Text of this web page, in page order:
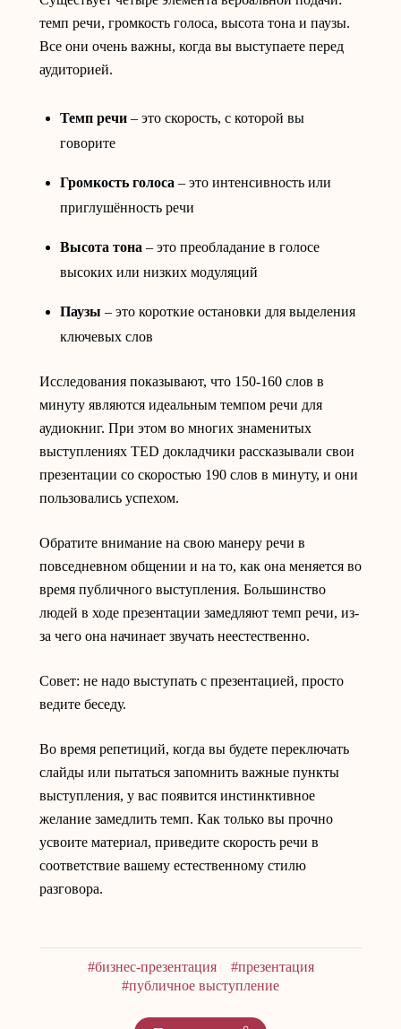
темп речи, громкость голоса, высота тона и паузы.
Все они очень важны, когда вы выступаете перед
аудиторией.
Темп речи – это скорость, с которой вы
говорите
Громкость голоса – это интенсивность или
приглушённость речи
Высота тона – это преобладание в голосе
высоких или низких модуляций
Паузы – это короткие остановки для выделения
ключевых слов
Исследования показывают, что 150-160 слов в
минуту являются идеальным темпом речи для
аудиокниг. При этом во многих знаменитых
выступлениях TED докладчики рассказывали свои
презентации со скоростью 190 слов в минуту, и они
пользовались успехом.
Обратите внимание на свою манеру речи в
повседневном общении и на то, как она меняется во
время публичного выступления. Большинство
людей в ходе презентации замедляют темп речи, из-
за чего она начинает звучать неестественно.
Совет: не надо выступать с презентацией, просто
ведите беседу.
Во время репетиций, когда вы будете переключать
слайды или пытаться запомнить важные пункты
выступления, у вас появится инстинктивное
желание замедлить темп. Как только вы прочно
усвоите материал, приведите скорость речи в
соответствие вашему естественному стилю
разговора.
#бизнес-презентация
#презентация
#публичное выступление